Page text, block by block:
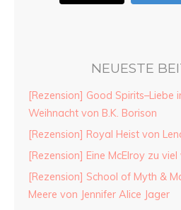
NEUESTE
[Rezension] Good Spirits–Liebe
Weihnacht von B.K. Borison
[Rezension] Royal Heist von
[Rezension] Eine McElroy zu
[Rezension] School of Myth &
Meere von Jennifer Alice Jager